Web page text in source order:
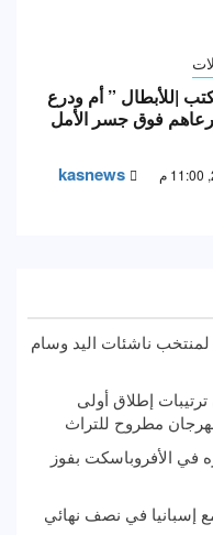
|للأبطال ” أم ودرع
فوق جسر الأمل
kasnews
ناشئات اليد وسام
إطلاق أولى
مطروح للتراث
في الأفروباسكت بفوز
إسبانيا في نصف نهائي